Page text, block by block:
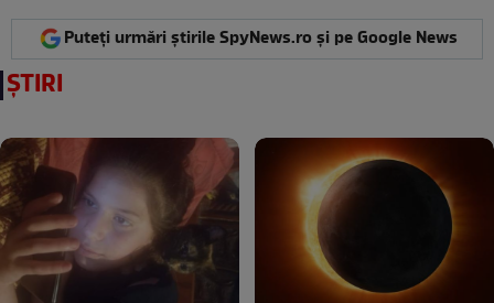
Puteți urmări știrile SpyNews.ro și pe Google News
ȘTIRI